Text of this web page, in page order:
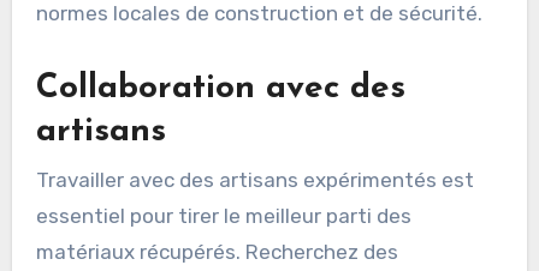
normes locales de construction et de sécurité.
Collaboration avec des
artisans
Travailler avec des artisans expérimentés est
essentiel pour tirer le meilleur parti des
matériaux récupérés. Recherchez des